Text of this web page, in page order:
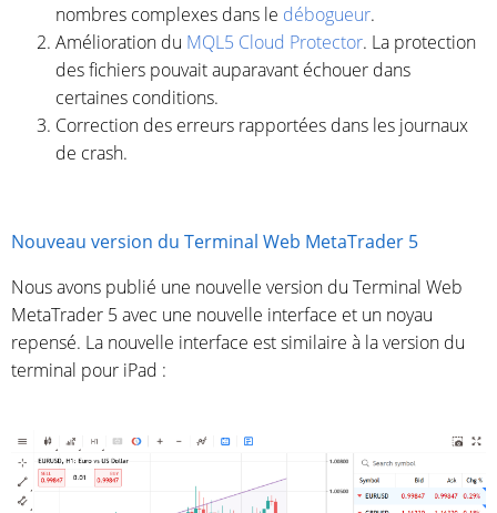
nombres complexes dans le débogueur.
Amélioration du MQL5 Cloud Protector. La protection
des fichiers pouvait auparavant échouer dans
certaines conditions.
Correction des erreurs rapportées dans les journaux
de crash.
Nouveau version du Terminal Web MetaTrader 5
Nous avons publié une nouvelle version du Terminal Web
MetaTrader 5 avec une nouvelle interface et un noyau
repensé. La nouvelle interface est similaire à la version du
terminal pour iPad :